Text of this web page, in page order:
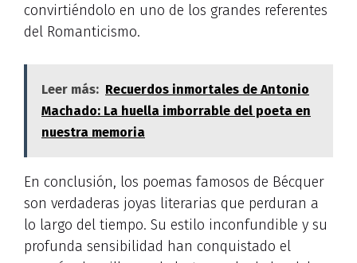
convirtiéndolo en uno de los grandes referentes
del Romanticismo.
Leer más: Recuerdos inmortales de Antonio
Machado: La huella imborrable del poeta en
nuestra memoria
En conclusión, los poemas famosos de Bécquer
son verdaderas joyas literarias que perduran a
lo largo del tiempo. Su estilo inconfundible y su
profunda sensibilidad han conquistado el